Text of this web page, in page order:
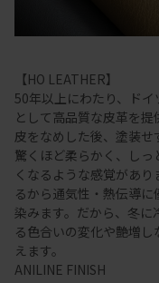
【HO LEATHER】
50年以上にわたり、ド
として高品質な皮革を
皮をなめした後、塗装せ
驚くほど柔らかく、し
くなるような感覚があ
るから通気性・熱伝導
染みます。だから、冬に
る色合いの変化や艶増
えます。
ANILINE FINISH